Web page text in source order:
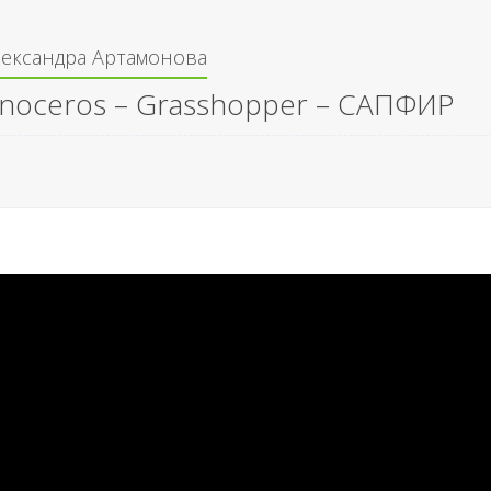
Артамонова
– Grasshopper – САПФИР